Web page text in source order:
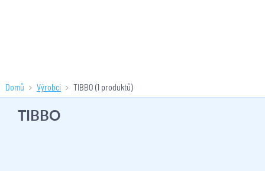
Domů Výrobci TIBBO (1 produktů)
TIBBO